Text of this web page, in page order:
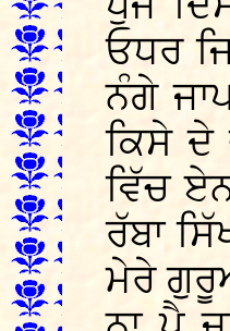
ਓਧਰ
ਨੰਗੇ
ਕਿਸੇ ਦੇ
ਵਿੱਚ
ਰੱਬਾ
ਮੇਰੇ